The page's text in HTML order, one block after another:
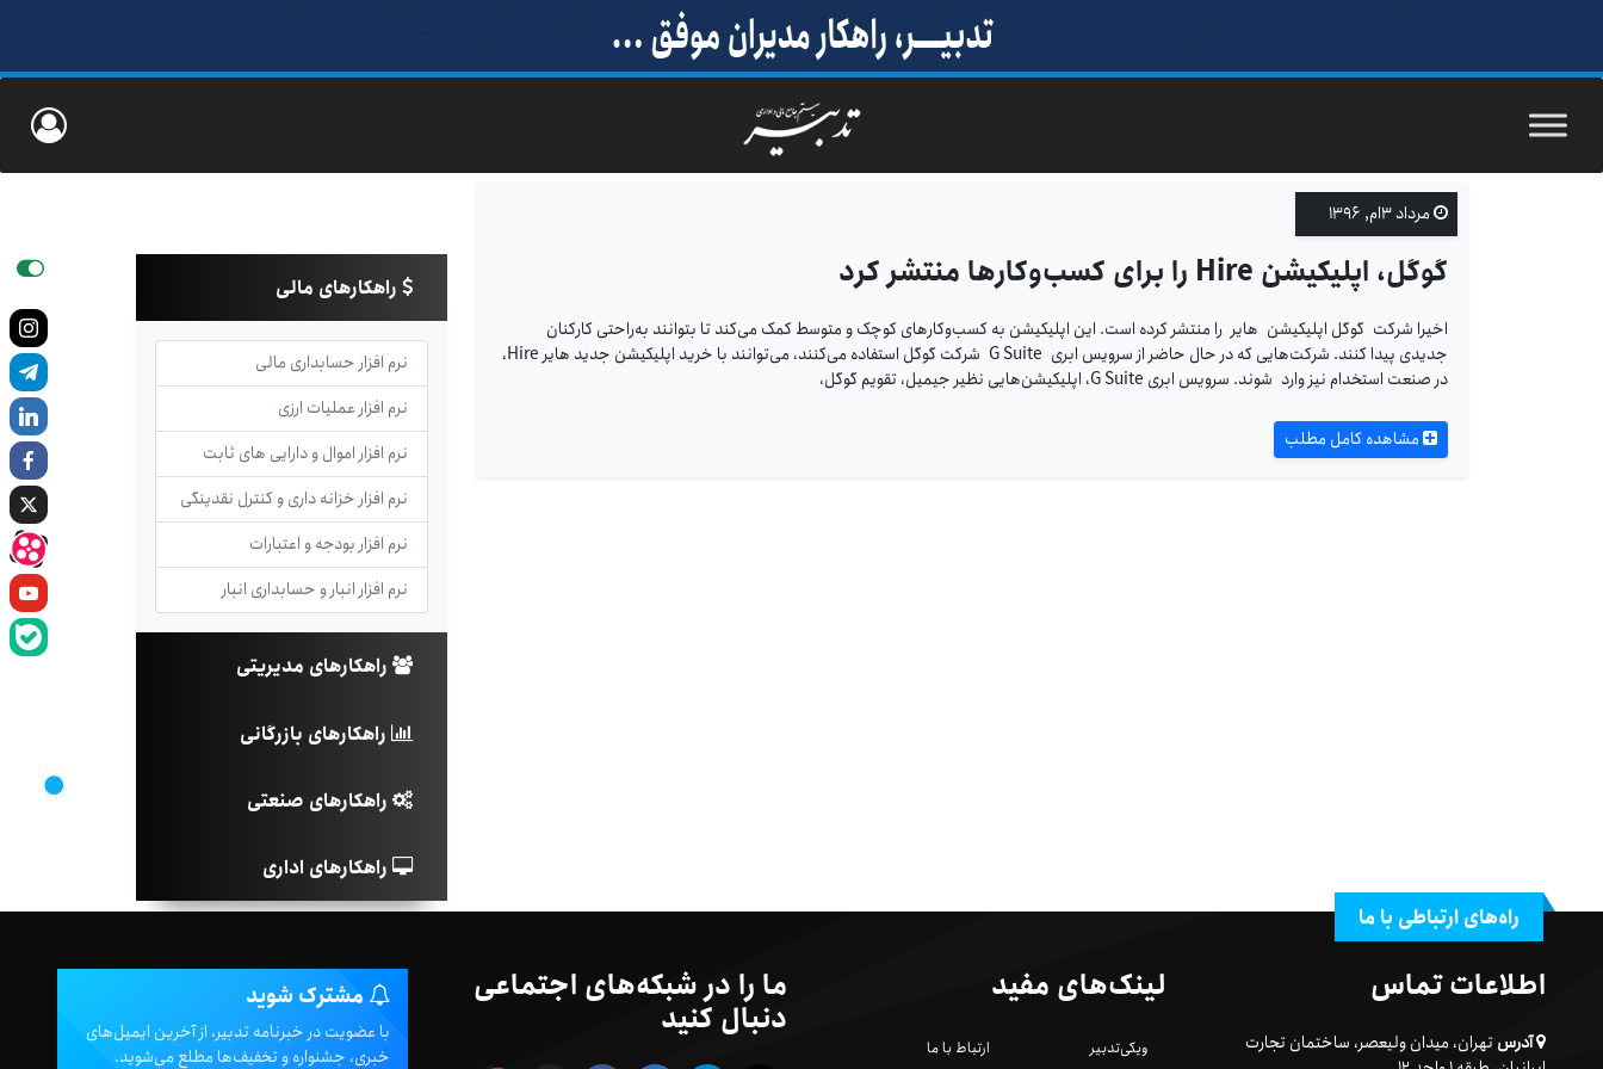
مرداد ۳ام, ۱۳۹۶
گوگل، اپلیکیشن Hire را برای کسب‌وکارها منتشر کرد
اخیرا شرکت گوگل اپلیکیشن هایر را منتشر کرده است. این اپلیکیشن به کسب‌وکارهای کوچک و متوسط کمک می‌کند تا بتوانند به‌راحتی کارکنان
جدیدی پیدا کنند. شرکت‌هایی که در حال حاضر از سرویس ابری G Suite شرکت گوگل استفاده می‌کنند، می‌توانند با خرید اپلیکیشن جدید هایر Hire،
در صنعت استخدام نیز وارد شوند. سرویس ابری G Suite، اپلیکیشن‌هایی نظیر جیمیل، تقویم گوگل،
مشاهده کامل مطلب
راهکارهای مالی
نرم افزار حسابداری مالی
نرم افزار عملیات ارزی
نرم افزار اموال و دارایی های ثابت
نرم افزار خزانه داری و کنترل نقدینگی
نرم افزار بودجه و اعتبارات
نرم افزار انبار و حسابداری انبار
راهکارهای مدیریتی
راهکارهای بازرگانی
راهکارهای صنعتی
راهکارهای اداری
راه‌های ارتباطی با ما
اطلاعات تماس
آدرستهران، میدان ولیعصر، ساختمان تجارت
لینک‌های مفید
ویکی‌تدبیر ارتباط با ما
ما را در شبکه‌های اجتماعی
دنبال کنید مشترک شوید
با عضویت در خبرنامه تدبیر، از آخرین ایمیل‌های
خبری، جشنواره و تخفیف‌ها مطلع می‌شوید.